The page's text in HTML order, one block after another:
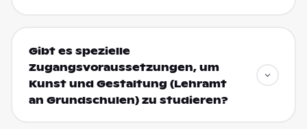
Gibt es spezielle
Zugangsvoraussetzungen, um
Kunst und Gestaltung (Lehramt
an Grundschulen) zu studieren?